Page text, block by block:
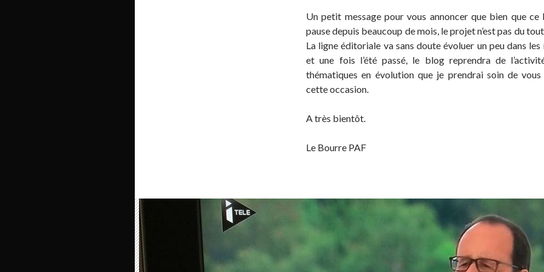
Un petit message pour vous annoncer que bien que
pause depuis beaucoup de mois, le projet n’est pas du
La ligne éditoriale va sans doute évoluer un peu dans
et une fois l’été passé, le blog reprendra de
thématiques en évolution que je prendrai soin de
cette occasion.
A très bientôt.
Le Bourre PAF